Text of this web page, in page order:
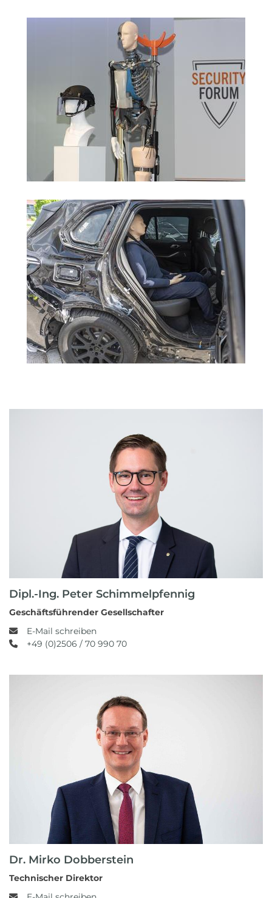
Dipl.-Ing. Peter Schimmelpfennig
Geschäftsführender Gesellschafter
E-Mail schreiben
+49 (0)2506 / 70 990 70
Dr. Mirko Dobberstein
Technischer Direktor